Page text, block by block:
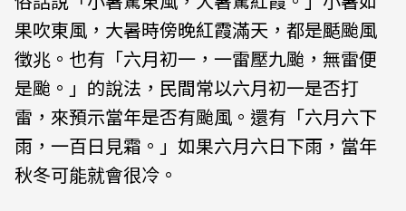
果吹東風，大暑時傍晚紅霞滿天，都是颳颱風
徵兆。也有「六月初一，一雷壓九颱，無雷便
是颱。」的說法，民間常以六月初一是否打
雷，來預示當年是否有颱風。還有「六月六下
雨，一百日見霜。」如果六月六日下雨，當年
秋冬可能就會很冷。